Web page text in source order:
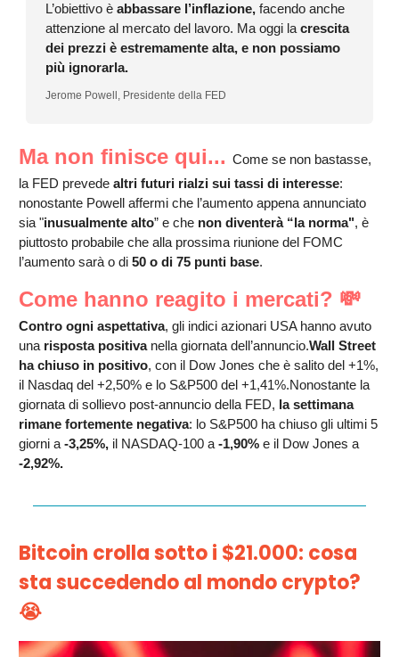
L’obiettivo è abbassare l’inflazione, facendo anche
attenzione al mercato del lavoro. Ma oggi la crescita
dei prezzi è estremamente alta, e non possiamo
più ignorarla.
Jerome Powell, Presidente della FED
Ma non finisce qui... Come se non bastasse,
la FED prevede altri futuri rialzi sui tassi di interesse:
nonostante Powell affermi che l’aumento appena annunciato
sia "inusualmente alto” e che non diventerà “la norma", è
piuttosto probabile che alla prossima riunione del FOMC
l’aumento sarà o di 50 o di 75 punti base.
Come hanno reagito i mercati? 💸
Contro ogni aspettativa, gli indici azionari USA hanno avuto
una risposta positivanella giornata dell’annuncio.Wall Street
ha chiuso in positivo, con il Dow Jones che è salito del +1%,
il Nasdaq del +2,50% e lo S&P500 del +1,41%.Nonostante la
giornata di sollievo post-annuncio della FED, la settimana
rimane fortemente negativa: lo S&P500 ha chiuso gli ultimi 5
giorni a -3,25%, il NASDAQ-100 a -1,90% e il Dow Jones a
-2,92%.
Bitcoin crolla sotto i $21.000: cosa
sta succedendo al mondo crypto?
😭